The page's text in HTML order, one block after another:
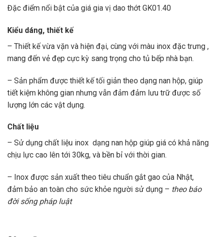
Đặc điểm nổi bật của giá gia vị dao thớt GK01.40
Kiểu dáng, thiết kế
– Thiết kế vừa vặn và hiện đại, cùng với màu inox đặc trưng ,
mang đến vẻ đẹp cực kỳ sang trọng cho tủ bếp nhà bạn.
– Sản phẩm được thiết kế tối giản theo dạng nan hộp, giúp
tiết kiệm không gian nhưng vẫn đảm đảm lưu trữ được số
lượng lớn các vật dụng.
Chất liệu
– Sử dụng chất liệu inox dạng nan hộp giúp giá có khả năng
chịu lực cao lên tới 30kg, và bền bỉ với thời gian.
– Inox được sản xuất theo tiêu chuẩn gắt gao của Nhật,
đảm bảo an toàn cho sức khỏe người sử dụng – theo báo
đời sống pháp luật